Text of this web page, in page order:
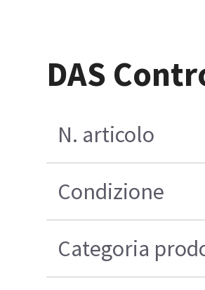
DAS
N. articolo
Condizione
Categoria